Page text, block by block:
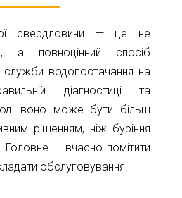
свердловини — це не
а повноцінний спосіб
служби водопостачання на
діагностиці та
воно може бути більш
рішенням, ніж буріння
Головне — вчасно помітити
обслуговування.